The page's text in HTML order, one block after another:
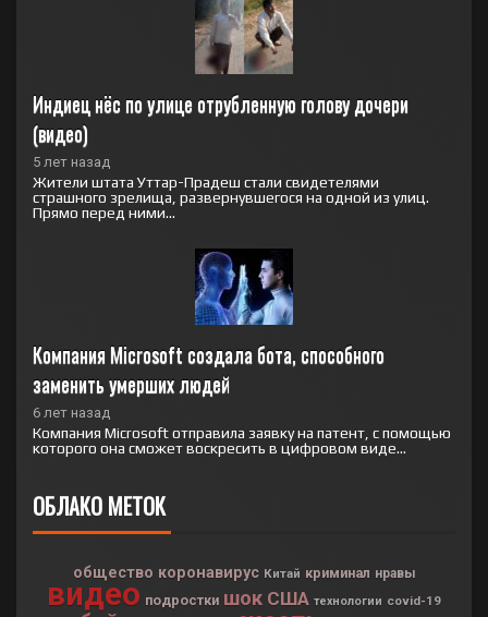
Индиец нёс по улице отрубленную голову дочери
(видео)
5 лет назад
Жители штата Уттар-Прадеш стали свидетелями
страшного зрелища, развернувшегося на одной из улиц.
Прямо перед ними...
Компания Microsoft создала бота, способного
заменить умерших людей
6 лет назад
Компания Microsoft отправила заявку на патент, с помощью
которого она сможет воскресить в цифровом виде...
ОБЛАКО МЕТОК
общество коронавирус Китай криминал нравы
видео подростки шок США технологии covid-19